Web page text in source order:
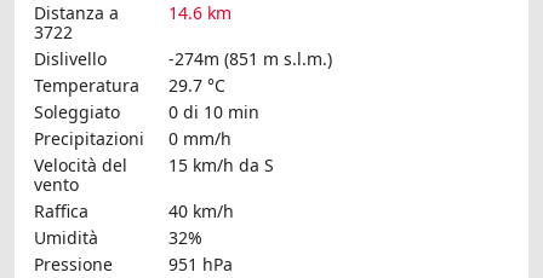
Distanza a
3722
14.6 km
Dislivello
-274m (851 m s.l.m.)
Temperatura
29.7 °C
Soleggiato
0 di 10 min
Precipitazioni
0 mm/h
Velocità del
vento
15 km/h da S
Raffica
40 km/h
Umidità
32%
Pressione
951 hPa